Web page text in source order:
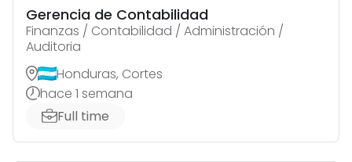
Gerencia de Contabilidad
Finanzas / Contabilidad / Administración /
Auditoria
Honduras, Cortes
hace 1 semana
Full time